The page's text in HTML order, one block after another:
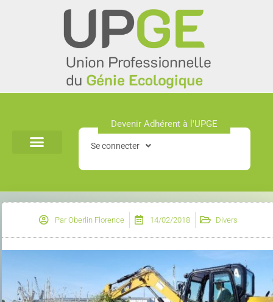
Devenir Adhérent à l'UPGE​
Se connecter
ParOberlin Florence 14/02/2018 Divers